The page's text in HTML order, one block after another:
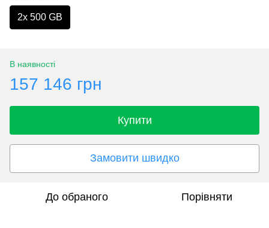
2х 500 GB
В наявності
157 146 грн
Купити
Замовити швидко
До обраного Порівняти